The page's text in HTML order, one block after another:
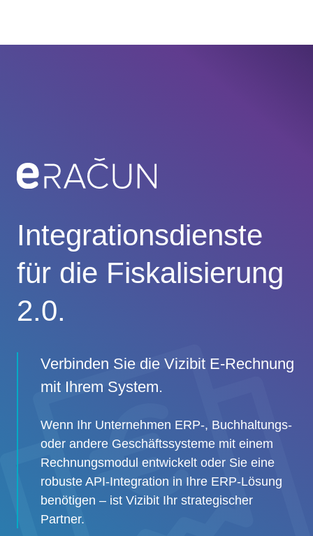
springen
Integrationsdienste
für die Fiskalisierung
2.0.
Verbinden Sie die Vizibit E-Rechnung
mit Ihrem System.
Wenn Ihr Unternehmen ERP-, Buchhaltungs-
oder andere Geschäftssysteme mit einem
Rechnungsmodul entwickelt oder Sie eine
robuste API-Integration in Ihre ERP-Lösung
benötigen – ist Vizibit Ihr strategischer
Partner.